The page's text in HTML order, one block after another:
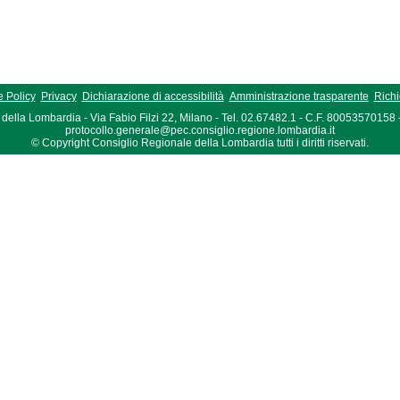
Policy Privacy Dichiarazione di accessibilità Amministrazione trasparente
Lombardia - Via Fabio Filzi 22, Milano - Tel. 02.67482.1 - C.F. 80053570158
protocollo.generale@pec.consiglio.regione.lombardia.it
© Copyright Consiglio Regionale della Lombardia tutti i diritti riservati.